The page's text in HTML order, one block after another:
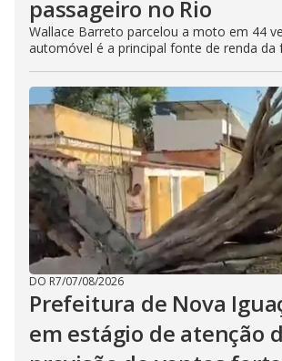
passageiro no Rio
Wallace Barreto parcelou a moto em 44
automóvel é a principal fonte de renda da
DO R7/07/08/2026
Prefeitura de Nova
em estágio de atenção